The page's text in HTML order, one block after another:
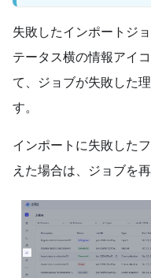
失敗したインポートジ
テータス横の情報アイ
て、ジョブが失敗した
す。
インポートに失敗した
えた場合は、ジョブを